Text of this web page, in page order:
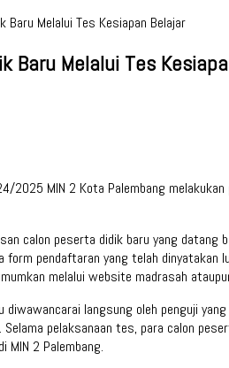
Baru Melalui Tes Kesiapan Belajar
Baru Melalui Tes
2025 MIN 2 Kota Palembang
calon peserta didik baru yang
pendaftaran yang telah
melalui website madrasah
langsung oleh penguji
pelaksanaan tes, para calon
2 Palembang.